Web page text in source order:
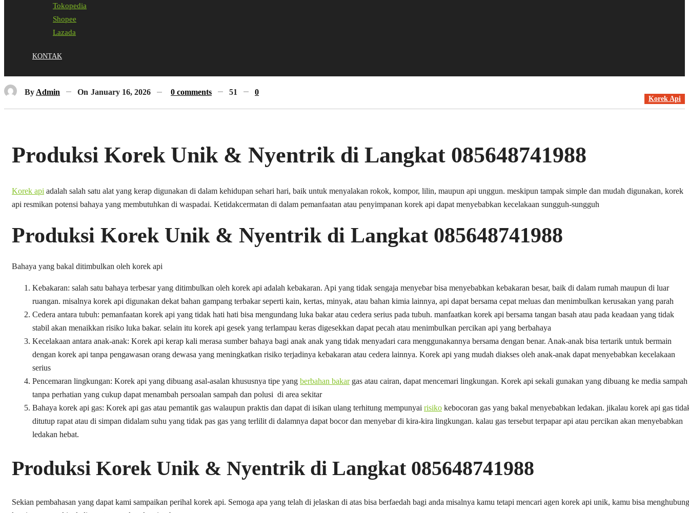
Tokopedia
Shopee
Lazada
KONTAK
Korek Api
By Admin On January 16, 2026 0 comments 51 0
Produksi Korek Unik & Nyentrik di Langkat 085648741988
Korek api adalah salah satu alat yang kerap digunakan di dalam kehidupan sehari hari, baik untuk menyalakan rokok, kompor, lilin, maupun api unggun. meskipun tampak simple dan mudah digunakan, korek
api resmikan potensi bahaya yang membutuhkan di waspadai. Ketidakcermatan di dalam pemanfaatan atau penyimpanan korek api dapat menyebabkan kecelakaan sungguh-sungguh
Produksi Korek Unik & Nyentrik di Langkat 085648741988
Bahaya yang bakal ditimbulkan oleh korek api
Kebakaran: salah satu bahaya terbesar yang ditimbulkan oleh korek api adalah kebakaran. Api yang tidak sengaja menyebar bisa menyebabkan kebakaran besar, baik di dalam rumah maupun di luar
ruangan. misalnya korek api digunakan dekat bahan gampang terbakar seperti kain, kertas, minyak, atau bahan kimia lainnya, api dapat bersama cepat meluas dan menimbulkan kerusakan yang parah
Cedera antara tubuh: pemanfaatan korek api yang tidak hati hati bisa mengundang luka bakar atau cedera serius pada tubuh. manfaatkan korek api bersama tangan basah atau pada keadaan yang tidak
stabil akan menaikkan risiko luka bakar. selain itu korek api gesek yang terlampau keras digesekkan dapat pecah atau menimbulkan percikan api yang berbahaya
Kecelakaan antara anak-anak: Korek api kerap kali merasa sumber bahaya bagi anak anak yang tidak menyadari cara menggunakannya bersama dengan benar. Anak-anak bisa tertarik untuk bermain
dengan korek api tanpa pengawasan orang dewasa yang meningkatkan risiko terjadinya kebakaran atau cedera lainnya. Korek api yang mudah diakses oleh anak-anak dapat menyebabkan kecelakaan
serius
Pencemaran lingkungan: Korek api yang dibuang asal-asalan khususnya tipe yang berbahan bakargas atau cairan, dapat mencemari lingkungan. Korek api sekali gunakan yang dibuang ke media sampah
tanpa perhatian yang cukup dapat menambah persoalan sampah dan polusi di area sekitar
Bahaya korek api gas: Korek api gas atau pemantik gas walaupun praktis dan dapat di isikan ulang terhitung mempunyai risiko kebocoran gas yang bakal menyebabkan ledakan. jikalau korek api gas
ditutup rapat atau di simpan didalam suhu yang tidak pas gas yang terlilit di dalamnya dapat bocor dan menyebar di kira-kira lingkungan. kalau gas tersebut terpapar api atau percikan akan menyebabkan
ledakan hebat.
Produksi Korek Unik & Nyentrik di Langkat 085648741988
Sekian pembahasan yang dapat kami sampaikan perihal korek api. Semoga apa yang telah di jelaskan di atas bisa berfaedah bagi anda misalnya kamu tetapi mencari agen korek api unik, kamu bisa